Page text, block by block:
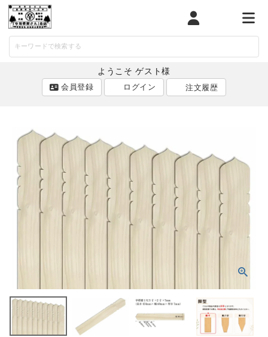
マイページカート メニ
ようこそ ゲスト様
会員登録
ログイン 注文履歴
ACCOUNT MENU
ようこそ ゲスト 様
会員登録
商品から探す